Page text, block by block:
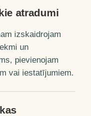
atradumi
izskaidrojam
un
pievienojam
vai iestatījumiem.